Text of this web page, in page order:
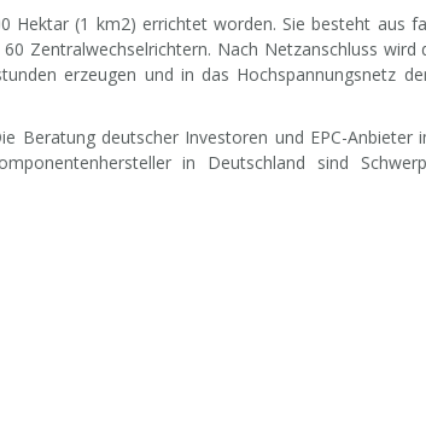
Hektar (1 km2) errichtet worden. Sie besteht aus
Zentralwechselrichtern. Nach Netzanschluss wird
erzeugen und in das Hochspannungsnetz
Beratung deutscher Investoren und EPC-Anbieter
in Deutschland sind